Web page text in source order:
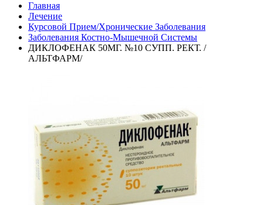
Главная
Лечение
Курсовой Прием/Хронические Заболевания
Заболевания Костно-Мышечной Системы
ДИКЛОФЕНАК 50МГ. №10 СУПП. РЕКТ. /
АЛЬТФАРМ/